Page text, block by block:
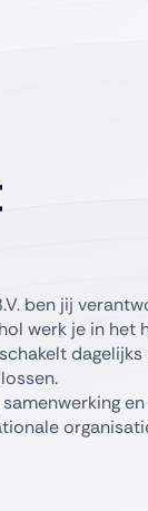
ben jij
werk je in